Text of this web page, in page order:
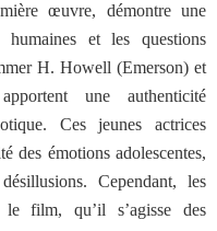
œuvre, démontre une
et les questions
H. Howell (Emerson) et
une authenticité
Ces jeunes actrices
des émotions adolescentes,
Cependant, les
le film, qu’il s’agisse des